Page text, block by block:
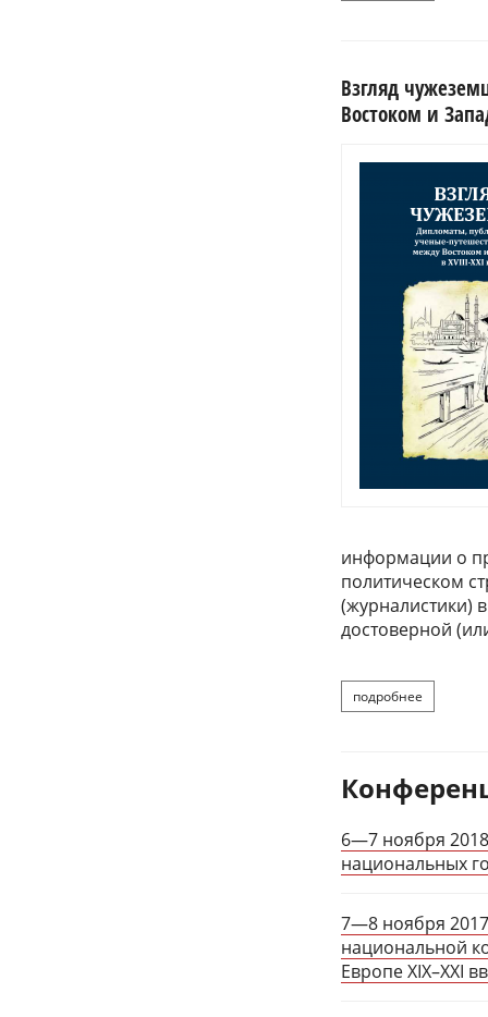
Взгляд
Востоком и
информации о
политическом
(журналистики)
достоверной
подробнее
6—7 ноября
национальных
7—8 ноября
национальной
Европе XIX–ХХI